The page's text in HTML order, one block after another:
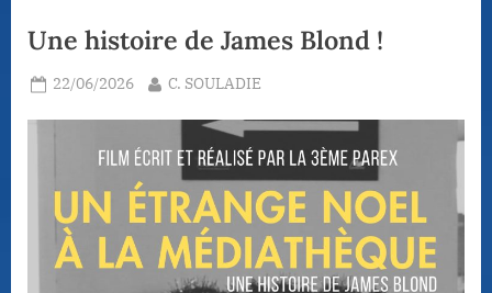
Une histoire de James Blond !
Posted
22/06/2026 By
C. SOULADIE